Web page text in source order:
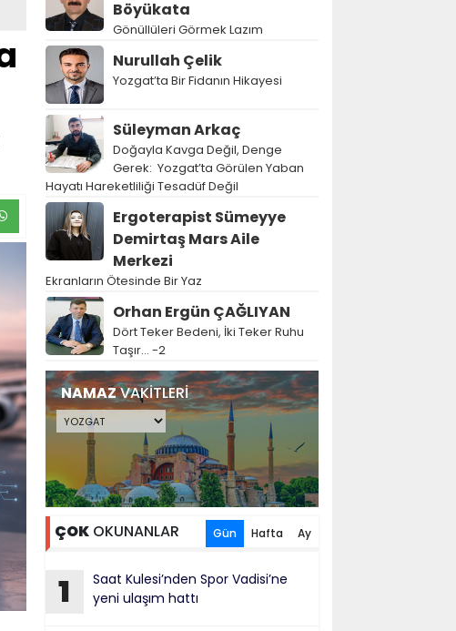
Böyükata
Gönüllüleri Görmek Lazım
Nurullah Çelik
Yozgat’ta Bir Fidanın Hikayesi
Süleyman Arkaç
Doğayla Kavga Değil, Denge
Gerek: Yozgat’ta Görülen Yaban
Hayatı Hareketliliği Tesadüf Değil
Ergoterapist Sümeyye
Demirtaş Mars Aile
Merkezi
Ekranların Ötesinde Bir Yaz
Orhan Ergün ÇAĞLIYAN
Dört Teker Bedeni, İki Teker Ruhu
Taşır… -2
NAMAZVAKİTLERİ
ÇOKOKUNANLAR Gün Hafta Ay
1
Saat Kulesi’nden Spor Vadisi’ne
yeni ulaşım hattı